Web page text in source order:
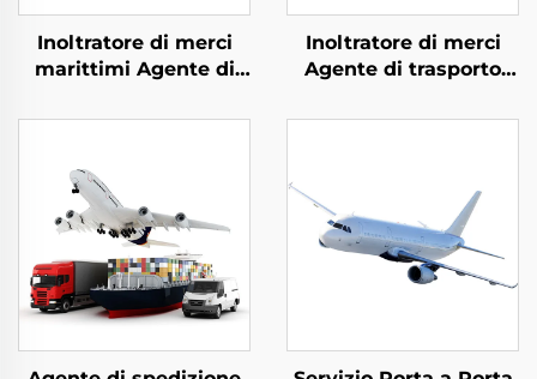
Inoltratore di merci
marittimi Agente di
Regno Unito Consegna
FedEx Servizi logistici
Inoltratore di merci
Agente di trasporto
a porta Trasporto